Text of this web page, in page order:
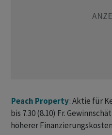
Peach Property: Aktie für
bis 7.30 (8.10) Fr.
höherer